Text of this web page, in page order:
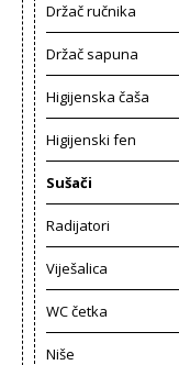
Držač ručnika
Držač sapuna
Higijenska čaša
Higijenski fen
Sušači
Radijatori
Viješalica
WC četka
Niše